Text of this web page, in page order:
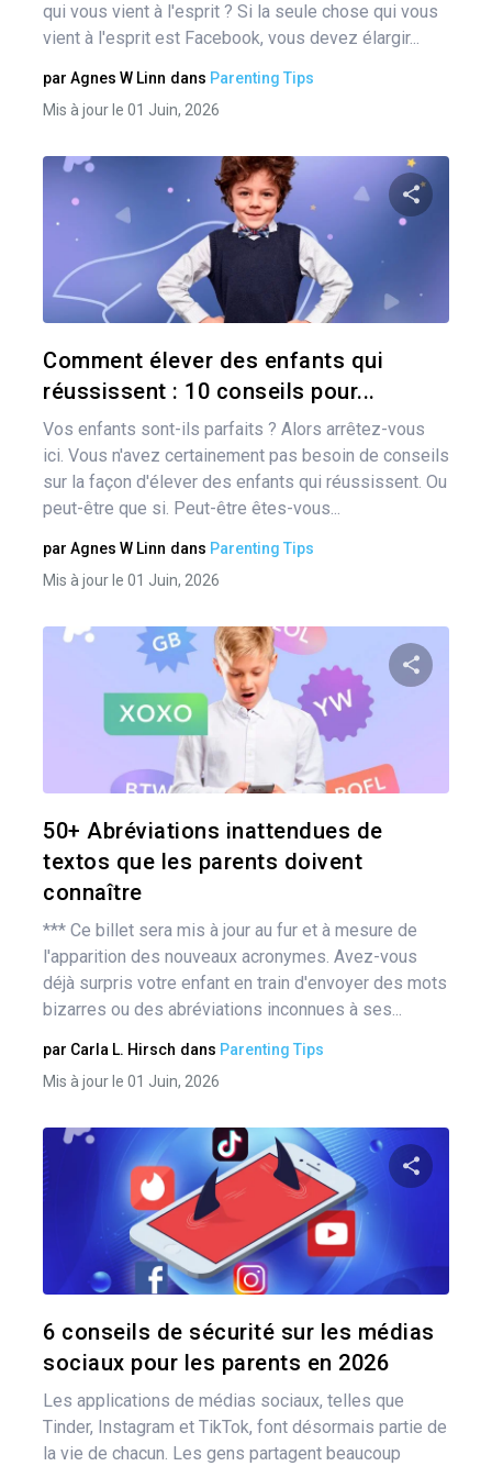
qui vous vient à l'esprit ? Si la seule chose qui vous
vient à l'esprit est Facebook, vous devez élargir...
par Agnes W Linn dans Parenting Tips
Mis à jour le 01 Juin, 2026
Comment élever des enfants qui
réussissent : 10 conseils pour...
Vos enfants sont-ils parfaits ? Alors arrêtez-vous
ici. Vous n'avez certainement pas besoin de conseils
sur la façon d'élever des enfants qui réussissent. Ou
peut-être que si. Peut-être êtes-vous...
par Agnes W Linn dans Parenting Tips
Mis à jour le 01 Juin, 2026
50+ Abréviations inattendues de
textos que les parents doivent
connaître
*** Ce billet sera mis à jour au fur et à mesure de
l'apparition des nouveaux acronymes. Avez-vous
déjà surpris votre enfant en train d'envoyer des mots
bizarres ou des abréviations inconnues à ses...
par Carla L. Hirsch dans Parenting Tips
Mis à jour le 01 Juin, 2026
6 conseils de sécurité sur les médias
sociaux pour les parents en 2026
Les applications de médias sociaux, telles que
Tinder, Instagram et TikTok, font désormais partie de
la vie de chacun. Les gens partagent beaucoup